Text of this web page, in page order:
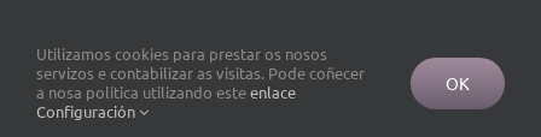
Utilizamos cookies para prestar os nosos
servizos e contabilizar as visitas. Pode coñecer
a nosa política utilizando esteenlace
Configuración
OK